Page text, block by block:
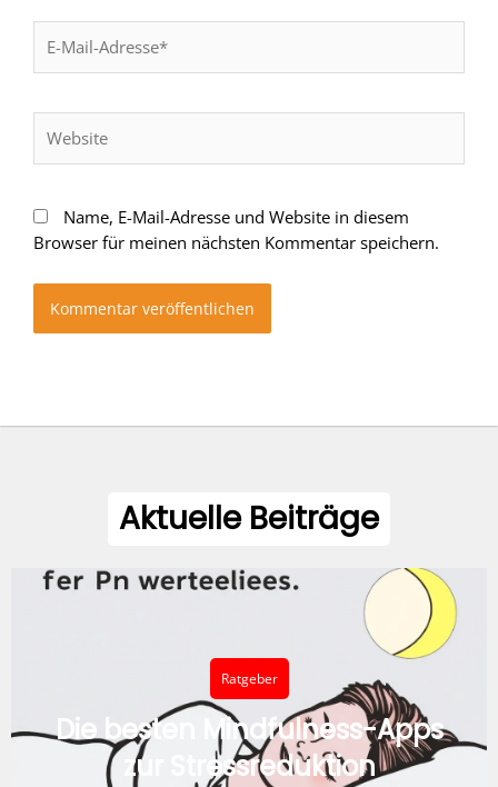
Mail-
Name, E-Mail-Adresse und Website in diesem
Browser für meinen nächsten Kommentar speichern.
Aktuelle Beiträge
Ratgeber
Die besten Mindfulness-Apps
zur Stressreduktion